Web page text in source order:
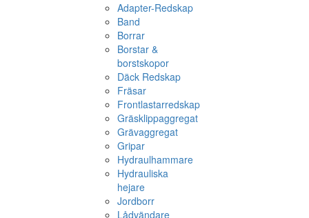
Adapter-Redskap
Band
Borrar
Borstar &
borstskopor
Däck Redskap
Fräsar
Frontlastarredskap
Gräsklippaggregat
Grävaggregat
Gripar
Hydraulhammare
Hydrauliska
hejare
Jordborr
Lådvändare